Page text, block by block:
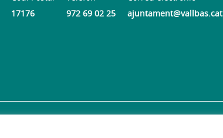
17176
972 69 02 25
ajuntament@vallbas.cat